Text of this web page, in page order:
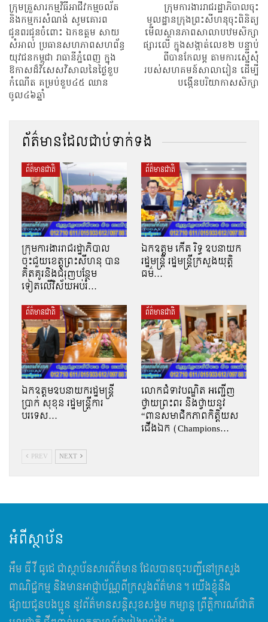
ក្រុមគ្រួសារកម្មវិធីអាជីវកម្មចល័ត
និងកម្មករសំណង់ សូមគោរព
ជូនពរជូនចំពោះ ឯកឧត្ដម​ សាយ
សំអាល់ ប្រធានសហភាពសហព័ន្ធ
យុវជនកម្ពុជា រាធានីភ្នំពេញ ក្នុង
ឱកាសដ៏វិសេសវិសាលនៃថ្ងៃខួប
កំណើត គម្រប់ខួប៤៥ ឈាន
ចូល៤៦ឆ្នាំ
ក្រុមការងាររាជរដ្ឋាភិបាលចុះ
មូលដ្ឋានក្រុងព្រះសីហនុ​ចុះពិនិត្យ
មេីលស្ថានភាពសាលាបឋមសិក្សា
ផ្សារលេី ក្នុងសង្កាត់លេខ២​ បន្ទាប់
ពីបានកែលម្អ​ តាមការស្នើសុំ
របស់សហគមន៍សាលារៀន ដើម្បី
បង្កើនបរិយាកាសសិក្សា​
ព័ត៌មានដែលជាប់ទាក់ទង
ព័ត៌មានជាតិ
ក្រុមការងាររាជរដ្ឋាភិបាល
ចុះជួយខេត្តព្រះសីហនុ បាន
គិតគូរនិងជំរុញបន្ថែម
ទៀតលើវិស័យអប់រំ…
ព័ត៌មានជាតិ
ឯកឧត្តម កើត រិទ្ធ ឧបនាយក
រដ្ឋមន្ត្រី រដ្ឋមន្ត្រីក្រសួងយុត្តិ
ធម៌…
ព័ត៌មានជាតិ
ឯកឧត្តមឧបនាយករដ្ឋមន្រ្តី
ប្រាក់ សុខុន រដ្ឋមន្រ្តីការ
បរទេស…
ព័ត៌មានជាតិ
លោកជំទាវបណ្ឌិត អញ្ជើញ
ថ្វាយព្រះពរ និងថ្វាយនូវ
“ពានសមាជិកភាពកិត្តិយស
ជើងឯក (Champions…
PREV NEXT
អំពីស្ថាប័ន
អឹម​ ធី វី ធូដេ ជាស្ថាប័នសារព័ត៌មាន ដែលបានចុះបញ្ជីនៅក្រសួង
ពាណិជ្ជកម្ម និងមានអាជ្ញាប័ណ្ណពីក្រសួងព័ត៌មាន។ យើងខ្ញុំនឹង
ផ្សាយជូនបងប្អូន នូវព័ត៌មានសន្តិសុខសង្គម កម្សាន្ត ព្រឹត្តិការណ៍ជាតិ